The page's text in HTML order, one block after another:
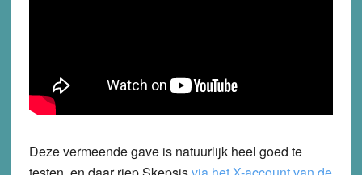
Deze vermeende gave is natuurlijk heel goed te